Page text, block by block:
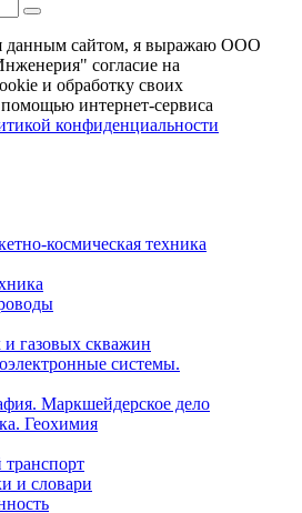
данным сайтом, я выражаю ООО
согласие на
и обработку своих
интернет-сервиса
конфиденциальности
космическая техника
газовых скважин
системы.
Маркшейдерское дело
Геохимия
и словари